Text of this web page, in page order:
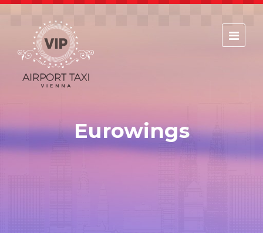
Home
Services
Book your apartment or Hotel!
Prices
Eurowings